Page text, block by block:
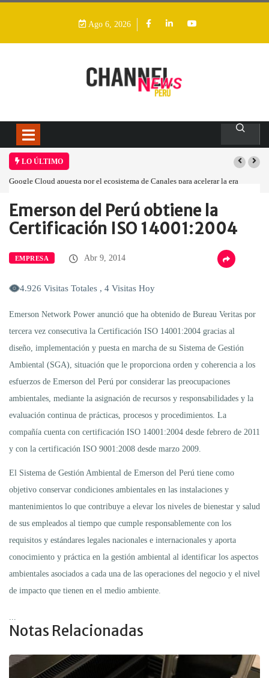
Ago 6, 2026
LO ÚLTIMO
Google Cloud apuesta por el ecosistema de Canales para acelerar la era
Home
Empresa Emerson del Perú…
Emerson del Perú obtiene la
Certificación ISO 14001:2004
EMPRESA Abr 9, 2014
4.926 Visitas Totales , 4 Visitas Hoy
Emerson Network Power anunció que ha obtenido de Bureau Veritas por
tercera vez consecutiva la Certificación ISO 14001:2004 gracias al
diseño, implementación y puesta en marcha de su Sistema de Gestión
Ambiental (SGA), situación que le proporciona orden y coherencia a los
esfuerzos de Emerson del Perú por considerar las preocupaciones
ambientales, mediante la asignación de recursos y responsabilidades y la
evaluación continua de prácticas, procesos y procedimientos. La
compañía cuenta con certificación ISO 14001:2004 desde febrero de 2011
y con la certificación ISO 9001:2008 desde marzo 2009.
El Sistema de Gestión Ambiental de Emerson del Perú tiene como
objetivo conservar condiciones ambientales en las instalaciones y
mantenimientos lo que contribuye a elevar los niveles de bienestar y salud
de sus empleados al tiempo que cumple responsablemente con los
requisitos y estándares legales nacionales e internacionales y aporta
conocimiento y práctica en la gestión ambiental al identificar los aspectos
ambientales asociados a cada una de las operaciones del negocio y el nivel
de impacto que tienen en el medio ambiente.
Notas Relacionadas